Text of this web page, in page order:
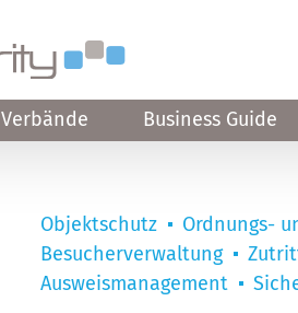
Verbände Business Guide
Objektschutz Ordnungs-
Besucherverwaltung
Ausweismanagement